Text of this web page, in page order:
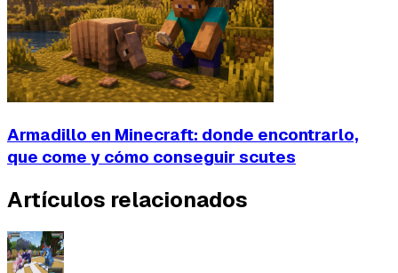
Armadillo en Minecraft: donde encontrarlo,
que come y cómo conseguir scutes
Artículos relacionados